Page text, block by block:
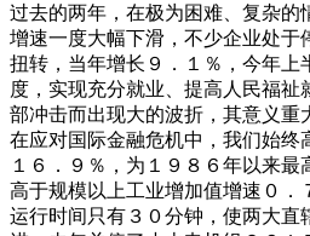
过去的两年，在极为困难、复杂
增速一度大幅下滑，不少企业处
扭转，当年增长９．１％，今年
度，实现充分就业、提高人民福
部冲击而出现大的波折，其意义重
在应对国际金融危机中，我们始
１６．９％，为１９８６年以来
高于规模以上工业增加值增速０
运行时间只有３０分钟，使两大